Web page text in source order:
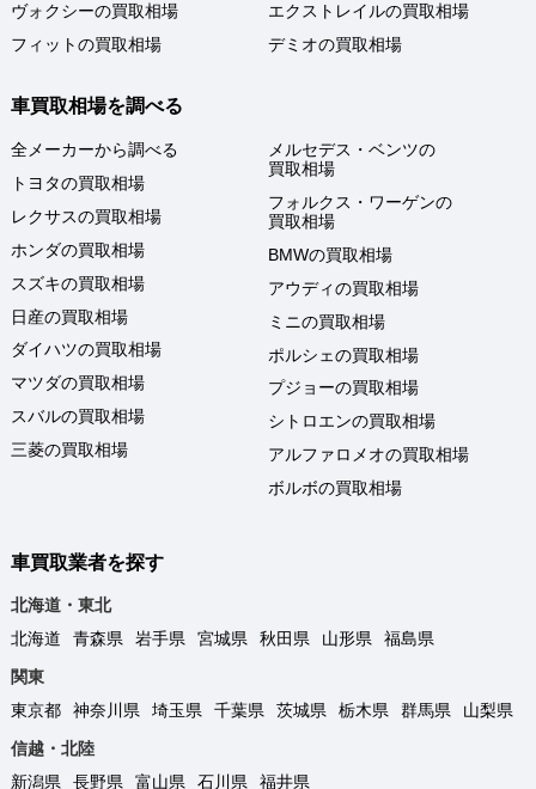
ヴォクシーの買取相場
フィットの買取相場
エクストレイルの買取相場
デミオの買取相場
車買取相場を調べる
全メーカーから調べる
トヨタの買取相場
レクサスの買取相場
ホンダの買取相場
スズキの買取相場
日産の買取相場
ダイハツの買取相場
マツダの買取相場
スバルの買取相場
三菱の買取相場
メルセデス・ベンツの
買取相場
フォルクス・ワーゲンの
買取相場
BMWの買取相場
アウディの買取相場
ミニの買取相場
ポルシェの買取相場
プジョーの買取相場
シトロエンの買取相場
アルファロメオの買取相場
ボルボの買取相場
車買取業者を探す
北海道・東北
北海道
青森県 岩手県 宮城県 秋田県 山形県
福島県
関東
東京都
神奈川県 埼玉県 千葉県 茨城県 栃木県 群馬県
山梨県
信越・北陸
新潟県
長野県 富山県 石川県
福井県